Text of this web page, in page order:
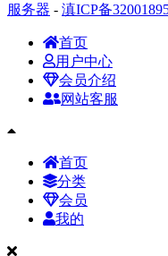
服务器 - 滇ICP备
首页
用户中心
会员介绍
网站客服
首页
分类
会员
我的